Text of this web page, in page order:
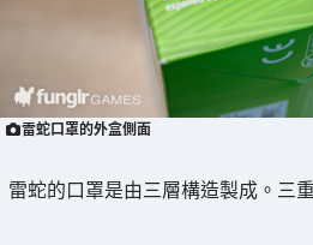
雷蛇口罩的外盒側面
雷蛇的口罩是由三層構造製成。三